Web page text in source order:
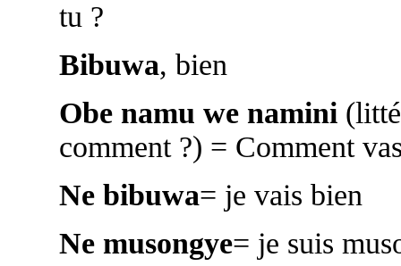
tu ?
Bibuwa, bien
Obe namu we namini
comment ?) = Comment
Ne bibuwa= je vais bien
Ne musongye= je suis